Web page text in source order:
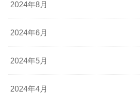
2024年8月
2024年6月
2024年5月
2024年4月